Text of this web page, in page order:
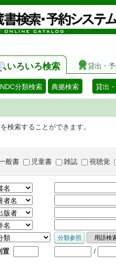
いろいろ検索 貸出・
NDC分類検索 典拠検索 貸出
検索することができます。
般書 児童書 雑誌 視聴覚
置 /